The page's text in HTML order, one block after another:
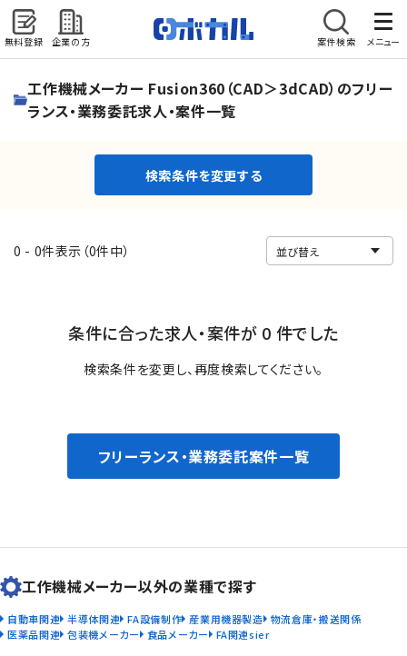
無料登録 企業の方 案件検索 メニュー
検索条件を変更する
工作機械メーカー Fusion360（CAD＞3dCAD）のフリー
ランス・業務委託求人・案件一覧
検索条件を変更する
0 - 0件表示（0件中）
条件に合った求人・案件が 0 件でした
検索条件を変更し、再度検索してください。
フリーランス・業務委託案件一覧
工作機械メーカー以外の業種で探す
自動車関連 半導体関連 FA設備制作 産業用機器製造
物流倉庫・搬送関係
医薬品関連 包装機メーカー 食品メーカー FA関連sier